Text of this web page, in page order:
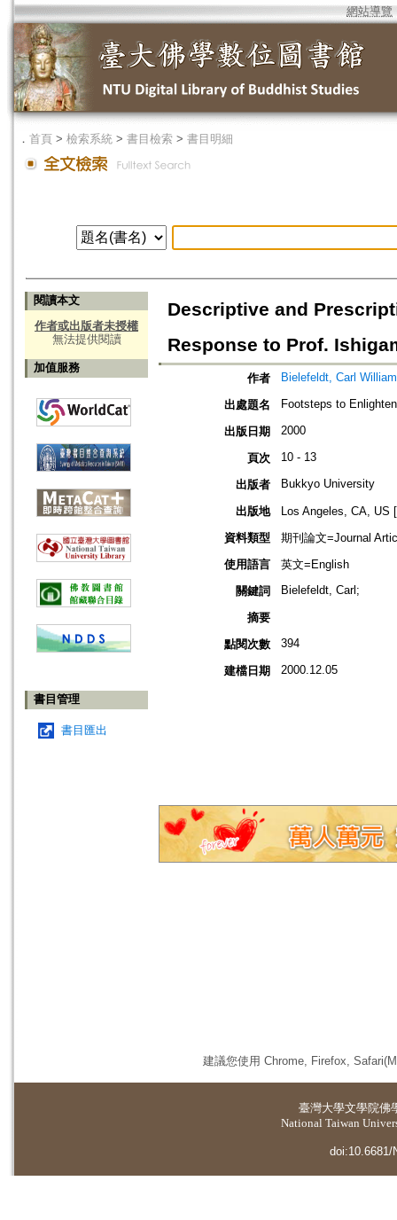
網站導覽
． 首頁 > 檢索系統 > 書目檢索 > 書目明細
閱讀本文
作者或出版者未授權
無法提供閱讀
加值服務
書目管理
書目匯出
Descriptive and
Response to Prof.
作者 Bielefeldt, Carl William
出處題名 Footsteps to
出版日期 2000
頁次 10 - 13
出版者 Bukkyo University
出版地
Los Angeles, CA, US
資料類型
期刊論文=Journal
使用語言
英文=English
關鍵詞
Bielefeldt, Carl;
摘要
點閱次數
394
建檔日期 2000.12.05
建議您使用 Chrome, Firefox,
臺灣大學文學院佛
National Taiwan
doi:10.6681/